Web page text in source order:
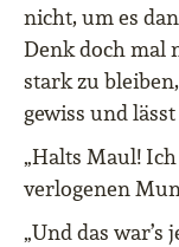
nicht, um es
Denk doch mal
stark zu
gewiss und
„Halts Maul!
verlogenen
„Und das war’s